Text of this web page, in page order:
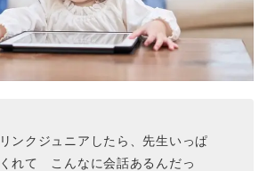
ンクジュニアしたら、先生いっぱ
れて こんなに会話あるんだっ